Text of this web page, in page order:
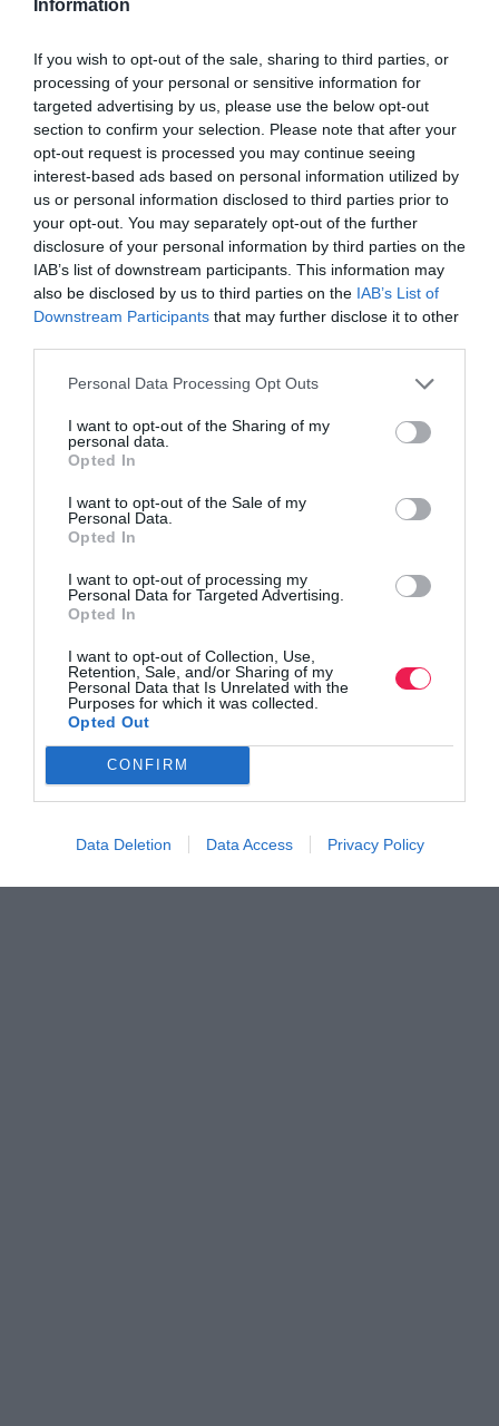
Information
If you wish to opt-out of the sale, sharing to third parties, or
processing of your personal or sensitive information for
targeted advertising by us, please use the below opt-out
section to confirm your selection. Please note that after your
opt-out request is processed you may continue seeing
interest-based ads based on personal information utilized by
us or personal information disclosed to third parties prior to
your opt-out. You may separately opt-out of the further
disclosure of your personal information by third parties on the
IAB’s list of downstream participants. This information may
also be disclosed by us to third parties on the IAB’s List of
Downstream Participants that may further disclose it to other
Personal Data Processing Opt Outs
I want to opt-out of the Sharing of my
personal data.
Opted In
I want to opt-out of the Sale of my
Personal Data.
Opted In
I want to opt-out of processing my
Personal Data for Targeted Advertising.
Opted In
I want to opt-out of Collection, Use,
Retention, Sale, and/or Sharing of my
Personal Data that Is Unrelated with the
Purposes for which it was collected.
Opted Out
CONFIRM
Data Deletion Data Access Privacy Policy
Γίνε Συνδρομητής
Βρες το RUNNER!